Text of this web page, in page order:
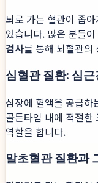
뇌로 가는 혈관이 좁
있습니다. 많은 분들
검사를 통해 뇌혈관의
심혈관 질환: 심
심장에 혈액을 공급하
골든타임 내에 적절한
역할을 합니다.
말초혈관 질환과